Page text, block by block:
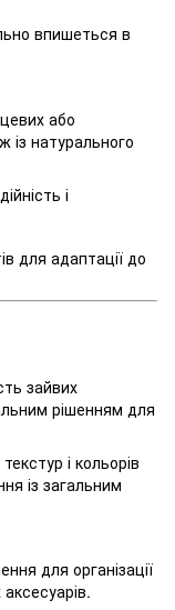
впишеться в
або
із натурального
і
для адаптації до
зайвих
рішенням для
і кольорів
із загальним
для організації